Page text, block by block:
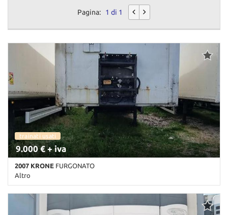
Pagina: 1 di 1
trainati usati
9.000 € + iva
2007 KRONE FURGONATO
Altro
Km non disponibile • Cambio Altro • Bianco pastello